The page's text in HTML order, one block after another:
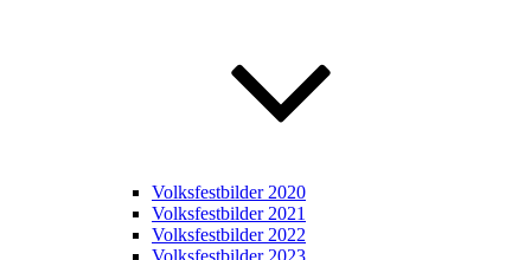
Volksfestbilder 2020
Volksfestbilder 2021
Volksfestbilder 2022
Volksfestbilder 2023